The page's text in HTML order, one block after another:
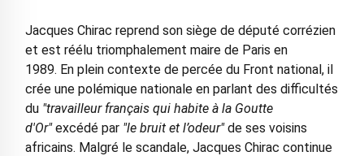
Jacques Chirac reprend son siège de député corrézien
et est réélu triomphalement maire de Paris en
1989. En plein contexte de percée du Front national, il
crée une polémique nationale en parlant des difficultés
du"travailleur français qui habite à la Goutte
d'Or"excédé par"le bruit et l’odeur"de ses voisins
africains. Malgré le scandale, Jacques Chirac continue